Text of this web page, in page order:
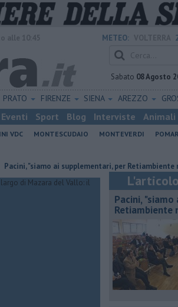
METEO:
Sabato 08 Agosto
PRATO FIRENZE SIENA AREZZO
Eventi Sport Blog Interviste Animali
VDC MONTESCUDAIO MONTEVERDI
ai supplementari, per Retiambiente non c'è più
Pacini,
Retiambiente